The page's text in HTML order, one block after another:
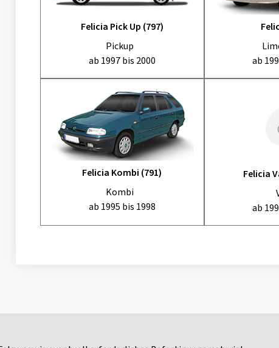
Felicia Pick Up (797)
Pickup
ab 1997 bis 2000
ab
Felicia Kombi (791)
Kombi
ab 1995 bis 1998
Felicia
ab